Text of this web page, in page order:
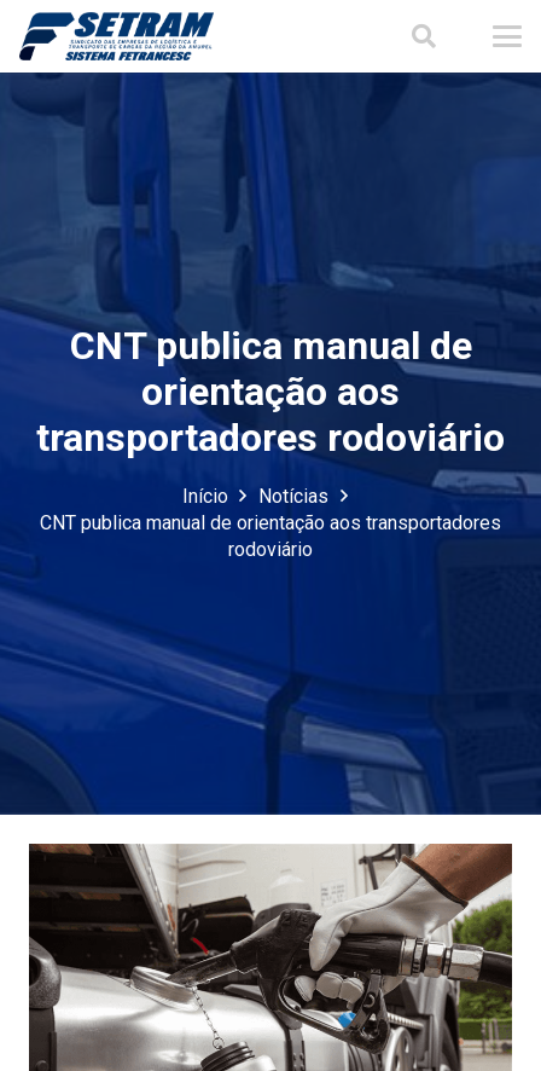
CNT publica manual de
orientação aos
transportadores rodoviário
Início
Notícias
CNT publica manual de orientação aos transportadores
rodoviário